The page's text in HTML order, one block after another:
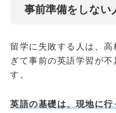
事前準備をしない
留学に失敗する人は、
ぎて事前の英語学習が
す。
英語の基礎は、現地に